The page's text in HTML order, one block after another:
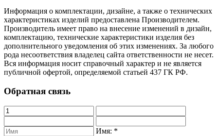
Информация о комплектации, дизайне, а также о технических
характеристиках изделий предоставлена Производителем.
Производитель имеет право на внесение изменений в дизайн,
комплектацию, технические характеристики изделия без
дополнительного уведомления об этих изменениях. За любого
рода несоответствия владелец сайта ответственности не несет.
Вся информация носит справочный характер и не является
публичной офертой, определяемой статьей 437 ГК РФ.
Обратная связь
Имя: *